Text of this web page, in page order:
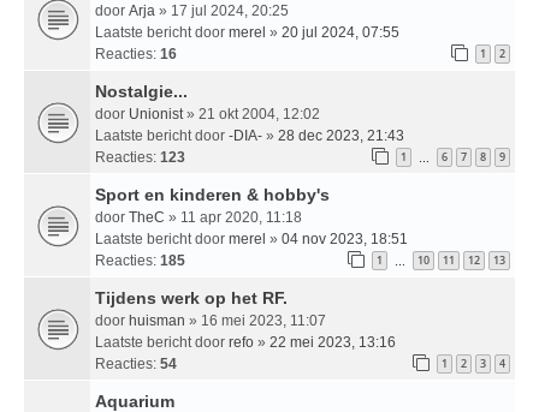
door Arja » 17 jul 2024, 20:25
Laatste bericht door merel » 20 jul 2024, 07:55
Reacties: 16 1 2
Nostalgie...
door Unionist » 21 okt 2004, 12:02
Laatste bericht door -DIA- » 28 dec 2023, 21:43
Reacties: 123 1 … 6 7 8 9
Sport en kinderen & hobby's
door TheC » 11 apr 2020, 11:18
Laatste bericht door merel » 04 nov 2023, 18:51
Reacties: 185 1 … 10 11 12 13
Tijdens werk op het RF.
door huisman » 16 mei 2023, 11:07
Laatste bericht door refo » 22 mei 2023, 13:16
Reacties: 54 1 2 3 4
Aquarium